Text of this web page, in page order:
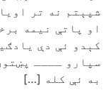
شپېتم نه تر
او پاتې نیمه
کېدو ئې دې
سپارو ــــ
به ئې کله […]